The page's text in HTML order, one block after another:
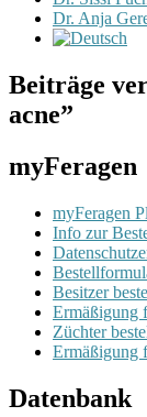
Dr. Anja
Beiträge
acne”
myFeragen
myFeragen
Info zur
Besitzer
Ermäßigung
Züchter
Ermäßigung
Datenbank